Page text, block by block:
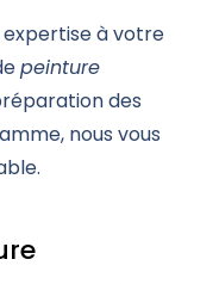
à votre
peinture
des
nous vous